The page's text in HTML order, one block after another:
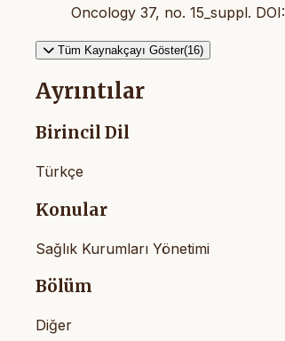
Oncology 37, no. 15_suppl. DOI:
Tüm Kaynakçayı Göster(16)
Ayrıntılar
Birincil Dil
Türkçe
Konular
Sağlık Kurumları Yönetimi
Bölüm
Diğer